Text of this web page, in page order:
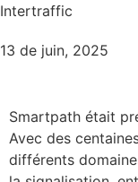
Intertraffic
13 de juin, 2025
Smartpath était
Avec des
différents